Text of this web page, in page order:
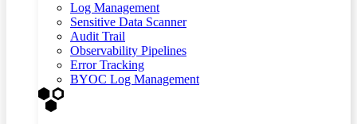
Log Management
Sensitive Data Scanner
Audit Trail
Observability Pipelines
Error Tracking
BYOC Log Management